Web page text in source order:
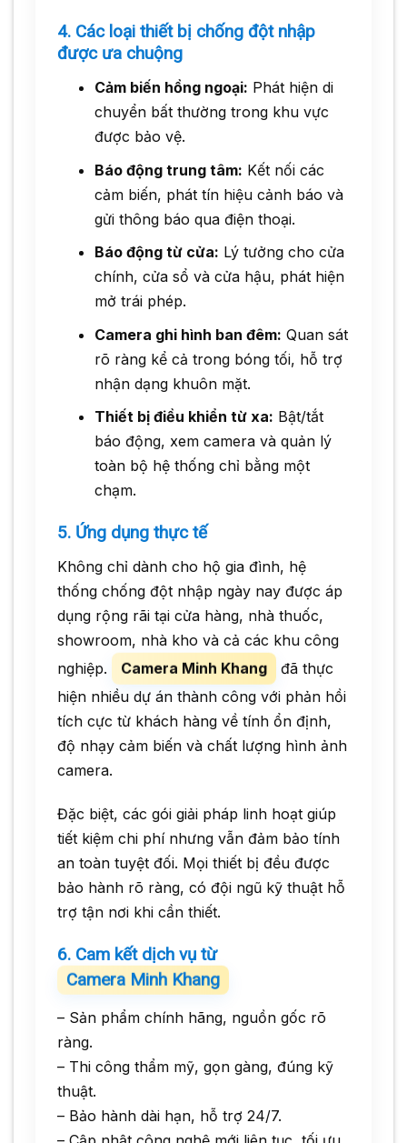
4. Các loại thiết bị chống đột nhập
được ưa chuộng
Cảm biến hồng ngoại: Phát hiện di
chuyển bất thường trong khu vực
được bảo vệ.
Báo động trung tâm: Kết nối các
cảm biến, phát tín hiệu cảnh báo và
gửi thông báo qua điện thoại.
Báo động từ cửa: Lý tưởng cho cửa
chính, cửa sổ và cửa hậu, phát hiện
mở trái phép.
Camera ghi hình ban đêm: Quan sát
rõ ràng kể cả trong bóng tối, hỗ trợ
nhận dạng khuôn mặt.
Thiết bị điều khiển từ xa: Bật/tắt
báo động, xem camera và quản lý
toàn bộ hệ thống chỉ bằng một
chạm.
5. Ứng dụng thực tế
Không chỉ dành cho hộ gia đình, hệ
thống chống đột nhập ngày nay được áp
dụng rộng rãi tại cửa hàng, nhà thuốc,
showroom, nhà kho và cả các khu công
nghiệp.
Camera Minh Khang
đã thực
hiện nhiều dự án thành công với phản hồi
tích cực từ khách hàng về tính ổn định,
độ nhạy cảm biến và chất lượng hình ảnh
camera.
Đặc biệt, các gói giải pháp linh hoạt giúp
tiết kiệm chi phí nhưng vẫn đảm bảo tính
an toàn tuyệt đối. Mọi thiết bị đều được
bảo hành rõ ràng, có đội ngũ kỹ thuật hỗ
trợ tận nơi khi cần thiết.
6. Cam kết dịch vụ từ
Camera Minh Khang
– Sản phẩm chính hãng, nguồn gốc rõ
ràng.
– Thi công thẩm mỹ, gọn gàng, đúng kỹ
thuật.
– Bảo hành dài hạn, hỗ trợ 24/7.